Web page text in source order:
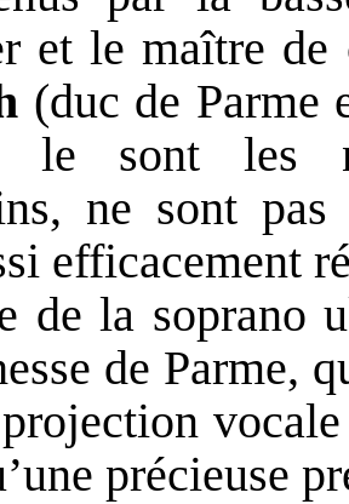
et le maître
(duc de Parme
le sont les
ne sont
efficacement
de la soprano
de Parme,
précieuse